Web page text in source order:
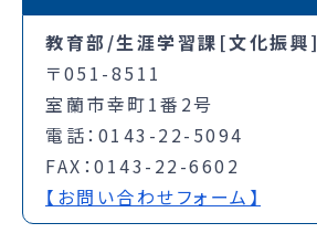
教育部/生涯学習課[文化振興]
〒051-8511
室蘭市幸町1番2号
電話：0143-22-5094
FAX：0143-22-6602
【お問い合わせフォーム】